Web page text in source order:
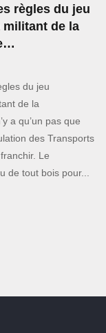
règles du jeu
militant de la
du jeu
de la
a qu’un pas que
des Transports
Le
de tout bois pour...